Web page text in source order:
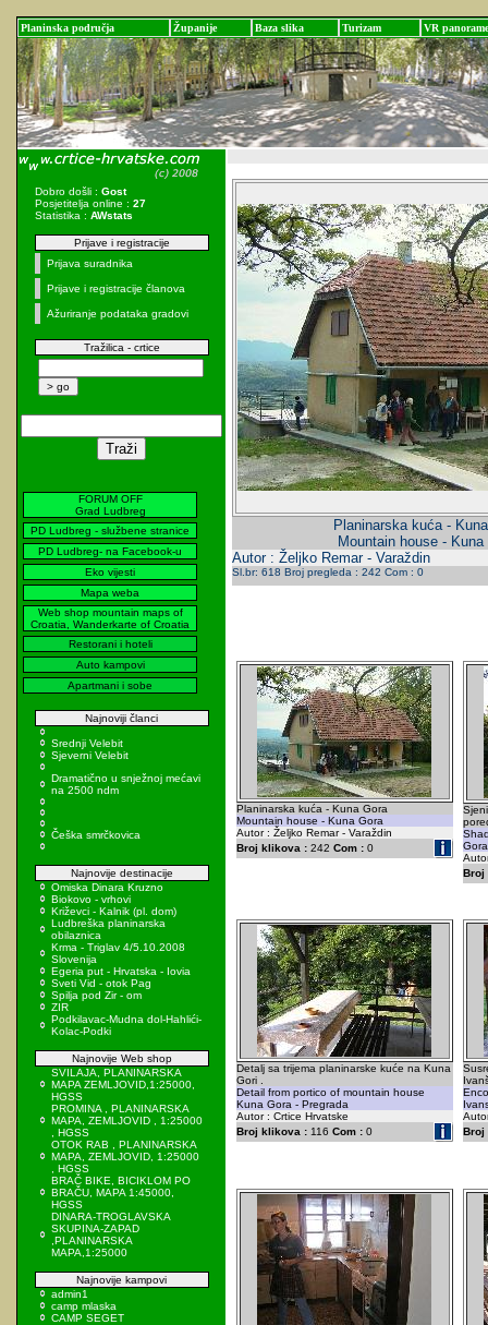
Planinska područja Županije Baza slika Turizam VR panorame
Dobro došli : Gost
Posjetitelja online : 27
Statistika : AWstats
Prijave i registracije
Prijava suradnika
Prijave i registracije članova
Ažuriranje podataka gradovi
Tražilica - crtice
FORUM OFF
Grad Ludbreg
PD Ludbreg - službene stranice
PD Ludbreg- na Facebook-u
Eko vijesti
Mapa weba
Web shop mountain maps of
Croatia, Wanderkarte of Croatia
Restorani i hoteli
Auto kampovi
Apartmani i sobe
Najnoviji članci
Srednji Velebit
Sjeverni Velebit
Dramatično u snježnoj mećavi
na 2500 ndm
Češka smrčkovica
Najnovije destinacije
Omiska Dinara Kruzno
Biokovo - vrhovi
Križevci - Kalnik (pl. dom)
Ludbreška planinarska
obilaznica
Krma - Triglav 4/5.10.2008
Slovenija
Egeria put - Hrvatska - Iovia
Sveti Vid - otok Pag
Spilja pod Zir - om
ZIR
Podkilavac-Mudna dol-Hahlići-
Kolac-Podki
Najnovije Web shop
SVILAJA, PLANINARSKA
MAPA ZEMLJOVID,1:25000,
HGSS
PROMINA , PLANINARSKA
MAPA, ZEMLJOVID , 1:25000
, HGSS
OTOK RAB , PLANINARSKA
MAPA, ZEMLJOVID, 1:25000
, HGSS
BRAČ BIKE, BICIKLOM PO
BRAČU, MAPA 1:45000,
HGSS
DINARA-TROGLAVSKA
SKUPINA-ZAPAD
,PLANINARSKA
MAPA,1:25000
Najnovije kampovi
admin1
camp mlaska
CAMP SEGET
Planinarska kuća -
Mountain house - Kuna
Autor : Željko Remar - Varaždin
Sl.br: 618 Broj pregleda : 242 Com : 0
Planinarska kuća - Kuna Gora
Mountain house - Kuna Gora
Autor : Željko Remar - Varaždin
Broj klikova :242 Com :0
Broj
Detalj sa trijema planinarske kuće na Kuna
Gori .
Detail from portico of mountain house
Kuna Gora - Pregrada
Autor : Crtice Hrvatske
Broj klikova :116 Com :0
Broj